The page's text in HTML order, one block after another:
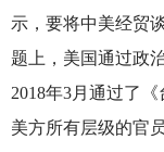
示，要将中美经贸
题上，美国通过政
2018年3月通过了
美方所有层级的官